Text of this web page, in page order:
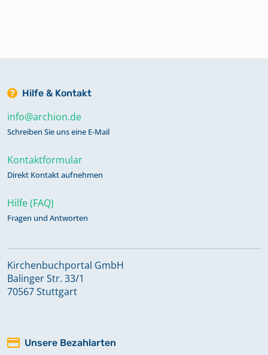
Hilfe & Kontakt
info@archion.de
Schreiben Sie uns eine E-Mail
Kontaktformular
Direkt Kontakt aufnehmen
Hilfe (FAQ)
Fragen und Antworten
Kirchenbuchportal GmbH
Balinger Str. 33/1
70567 Stuttgart
Unsere Bezahlarten